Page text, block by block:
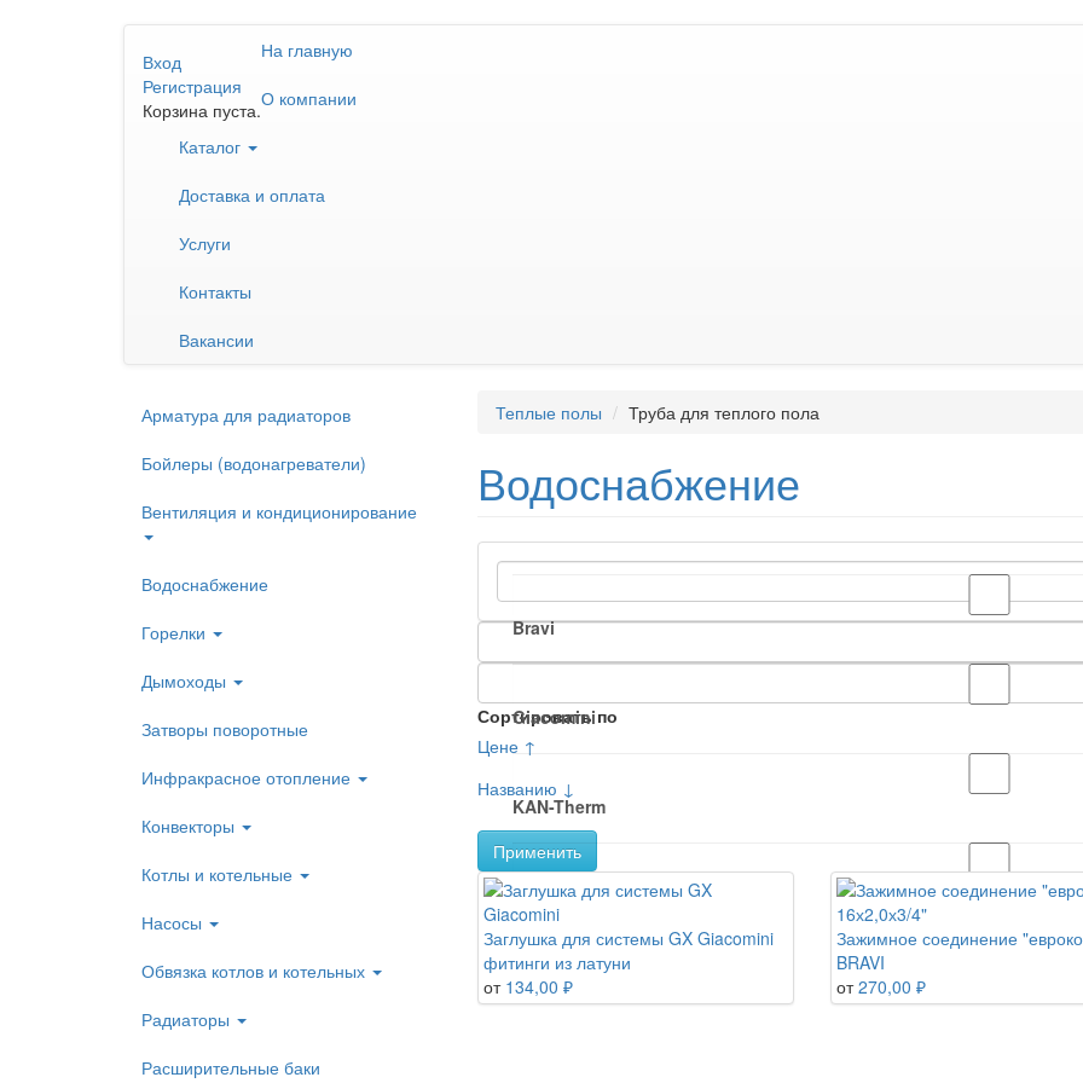
Вход
Регистрация
Корзина пуста.
На главную
О компании
Каталог
Доставка и оплата
Услуги
Контакты
Вакансии
Арматура для радиаторов
Бойлеры (водонагреватели)
Вентиляция и кондиционирование
Водоснабжение
Горелки
Дымоходы
Затворы поворотные
Инфракрасное отопление
Конвекторы
Котлы и котельные
Насосы
Обвязка котлов и котельных
Радиаторы
Расширительные баки
Теплые полы Труба для теплого пола
Водоснабжение
Bravi
Giacomini
KAN-Therm
Weser
Сортировать по
Цене ↑
Названию ↓
Применить
Заглушка для системы GX Giacomini
фитинги из латуни
от 134,00 ₽
Зажимное соединение
BRAVI
от 270,00 ₽